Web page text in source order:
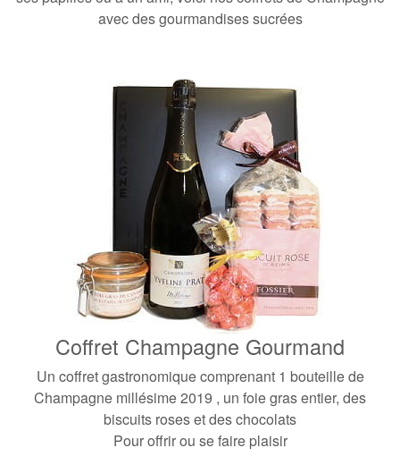
avec des gourmandises sucrées
Coffret Champagne Gourmand
Un coffret gastronomique comprenant 1 bouteille de
Champagne millésime 2019 , un foie gras entier, des
biscuits roses et des chocolats
Pour offrir ou se faire plaisir